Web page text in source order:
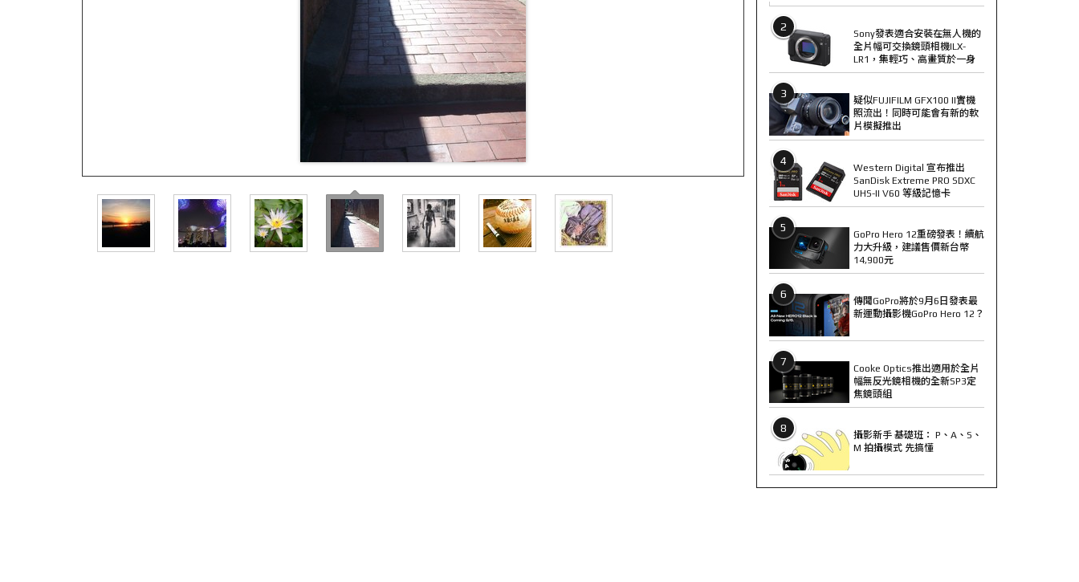
2
Sony發表適合安裝在無人機的
全片幅可交換鏡頭相機ILX-
LR1，集輕巧、高畫質於一身
3
疑似FUJIFILM GFX100 II實機
照流出！同時可能會有新的軟
片模擬推出
4
Western Digital 宣布推出
SanDisk Extreme PRO SDXC
UHS-II V60 等級記憶卡
5
GoPro Hero 12重磅發表！續航
力大升級，建議售價新台幣
14,900元
6
傳聞GoPro將於9月6日發表最
新運動攝影機GoPro Hero 12？
7
Cooke Optics推出適用於全片
幅無反光鏡相機的全新SP3定
焦鏡頭組
8
攝影新手 基礎班： P、A、S、
M 拍攝模式 先搞懂